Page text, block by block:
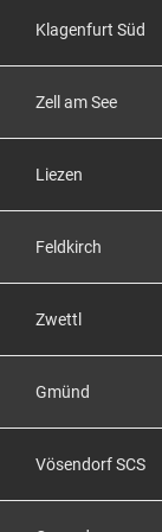
Klagenfurt Süd
Zell am See
Liezen
Feldkirch
Zwettl
Gmünd
Vösendorf SCS